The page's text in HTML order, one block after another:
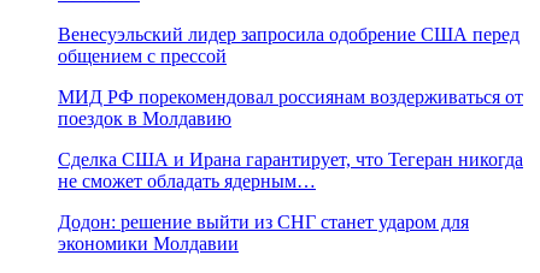
Венесуэльский лидер запросила одобрение США перед
общением с прессой
МИД РФ порекомендовал россиянам воздерживаться от
поездок в Молдавию
Сделка США и Ирана гарантирует, что Тегеран никогда
не сможет обладать ядерным…
Додон: решение выйти из СНГ станет ударом для
экономики Молдавии